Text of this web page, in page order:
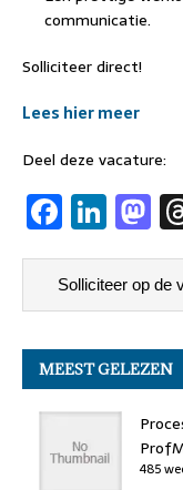
communicatie.
Solliciteer direct!
Lees hier meer
Deel deze vacature:
F
a
c
e
b
o
o
k
Li
n
k
e
dI
n
M
a
st
o
d
o
n
MEEST GELEZEN
485